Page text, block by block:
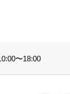
〜18:00